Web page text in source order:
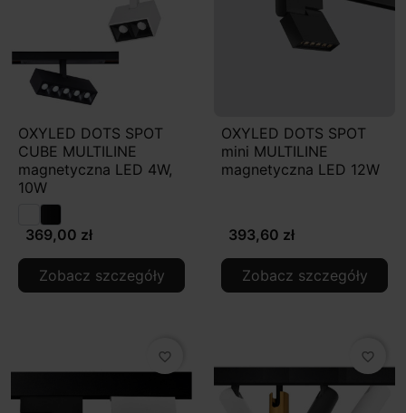
OXYLED DOTS SPOT
CUBE MULTILINE
magnetyczna LED 4W,
10W
369,00 zł
Zobacz szczegóły
OXYLED DOTS SPOT
mini MULTILINE
magnetyczna LED 12W
393,60 zł
Zobacz szczegóły
favorite_border favorite_border